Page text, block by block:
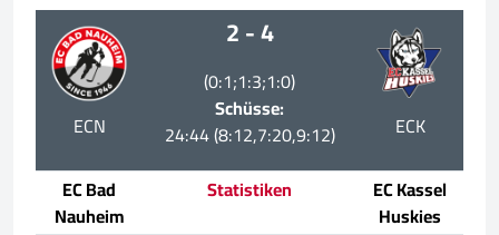
ECN
2 - 4
(0:1;1:3;1:0)
Schüsse:
24:44 (8:12,7:20,9:12)
ECK
EC Bad
Nauheim
Statistiken
EC Kassel
Huskies